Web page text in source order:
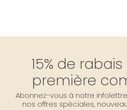
15% de
première
Abonnez-vous à notre
nos offres spéciales,